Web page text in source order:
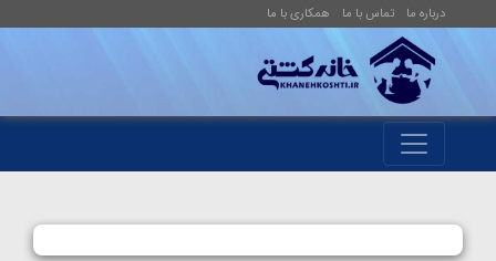
درباره ما تماس با ما همکاری با ما